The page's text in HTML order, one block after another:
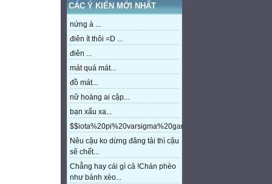
CÁC Ý KIẾN MỚI NHẤT
nứng à ...
điên ít thôi =D ...
điên ...
mát quá mát...
đồ mát...
nữ hoàng ai cập...
bạn xấu xa...
Nêu cậu ko dừng đăng tải thì cậu
sẽ chết...
Chẳng hay cái gì cả !Chán phèo
như bánh xèo...